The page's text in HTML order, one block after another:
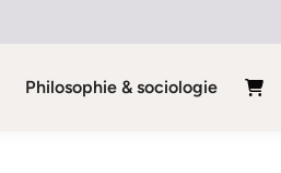
Philosophie & sociologie